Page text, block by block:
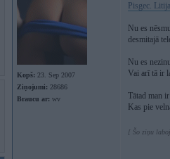
Kopš: 23. Sep 2007
Ziņojumi: 28686
Braucu ar: wv
Pisgec.
Nu es
desmitajā
Nu es
Vai arī tā ir
Tātad man
Kas pie
[ Šo ziņu